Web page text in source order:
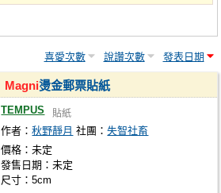
喜愛次數 說讚次數 發表日期
Magni燙金郵票貼紙
TEMPUS 貼紙
作者：秋野靜月 社團：失智社畜
價格：未定
發售日期：未定
尺寸：5cm